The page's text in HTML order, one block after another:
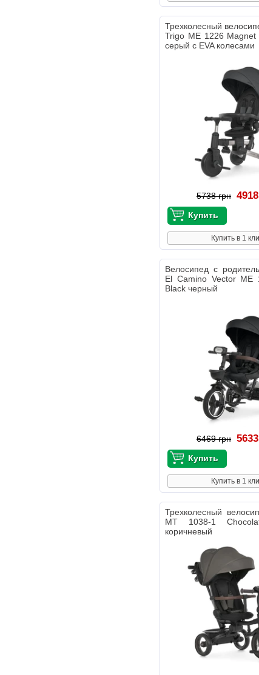
Трехколесный
Trigo ME 1226
серый с EVA колесами
5738 грн
Купить в 1
Велосипед с
El Camino Vector ME
Black черный
6469 грн
Купить в 1
Трехколесный
MT 1038-1
коричневый